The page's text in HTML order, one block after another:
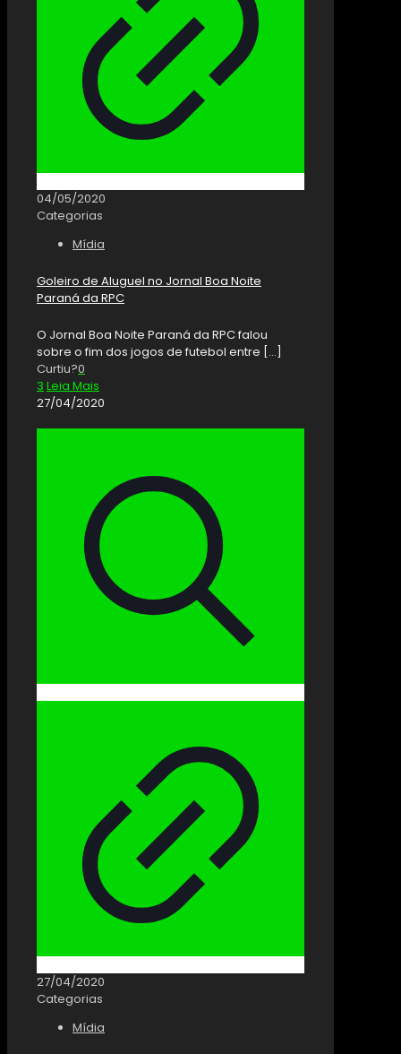
04/05/2020
Categorias
Mídia
Goleiro de Aluguel no Jornal Boa Noite
Paraná da RPC
O Jornal Boa Noite Paraná da RPC falou
sobre o fim dos jogos de futebol entre […]
Curtiu?0
3 Leia Mais
27/04/2020
27/04/2020
Categorias
Mídia